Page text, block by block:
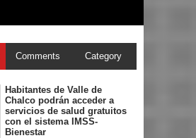
Comments Category
Habitantes de Valle de
Chalco podrán acceder a
servicios de salud gratuitos
con el sistema IMSS-
Bienestar